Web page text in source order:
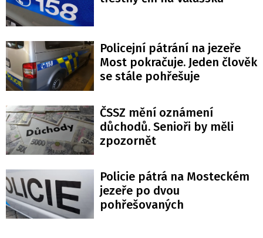
Policejní pátrání na jezeře
Most pokračuje. Jeden člověk
se stále pohřešuje
ČSSZ mění oznámení
důchodů. Senioři by měli
zpozornět
Policie pátrá na Mosteckém
jezeře po dvou
pohřešovaných